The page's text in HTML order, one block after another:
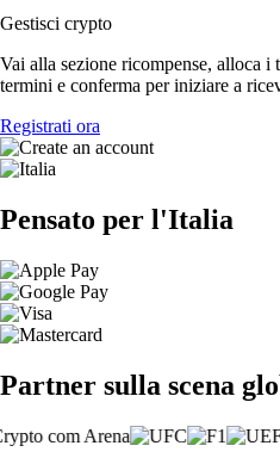
Gestisci crypto
Vai alla sezione ricompense, alloca i
termini e conferma per iniziare a
Registrati ora
Pensato per l'Italia
Partner sulla scena